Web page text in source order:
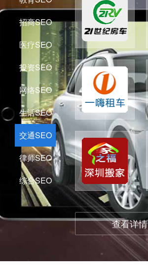
招商SEO
医疗SEO
投资SEO
网络SEO
生活SEO
交通SEO
律师SEO
综合SEO
查看详情